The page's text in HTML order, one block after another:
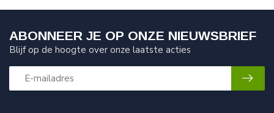
ABONNEER JE OP ONZE NIEUWSBRIEF
Blijf op de hoogte over onze laatste acties